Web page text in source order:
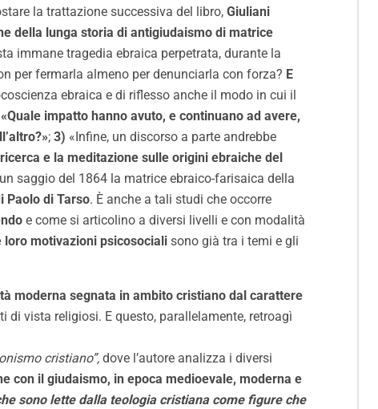
la trattazione successiva del libro, Giuliani
della lunga storia di antigiudaismo di matrice
immane tragedia ebraica perpetrata, durante la
per fermarla almeno per denunciarla con forza? E
ebraica e di riflesso anche il modo in cui il
impatto hanno avuto, e continuano ad avere,
; 3) «Infine, un discorso a parte andrebbe
ricerca e la meditazione sulle origini ebraiche del
saggio del 1864 la matrice ebraico-farisaica della
Paolo di Tarso. È anche a tali studi che occorre
e come si articolino a diversi livelli e con modalità
motivazioni psicosociali sono già tra i temi e gli
moderna segnata in ambito cristiano dal carattere
vista religiosi. E questo, parallelamente, retroagì
cristiano”, dove l’autore analizza i diversi
con il giudaismo, in epoca medioevale, moderna e
sono lette dalla teologia cristiana come figure che